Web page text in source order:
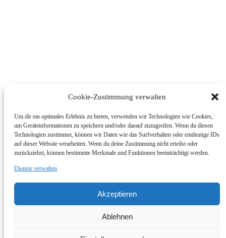
Cookie-Zustimmung verwalten
Um dir ein optimales Erlebnis zu bieten, verwenden wir Technologien wie Cookies,
um Geräteinformationen zu speichern und/oder darauf zuzugreifen. Wenn du diesen
Technologien zustimmst, können wir Daten wie das Surfverhalten oder eindeutige IDs
auf dieser Website verarbeiten. Wenn du deine Zustimmung nicht erteilst oder
zurückziehst, können bestimmte Merkmale und Funktionen beeinträchtigt werden.
Dienste verwalten
Akzeptieren
Ablehnen
© Foto Wallner 2017 - Alle Rechte Vorbehalten